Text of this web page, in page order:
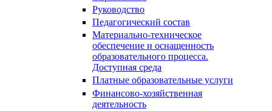
Руководство
Педагогический состав
Материально-техническое
обеспечение и оснащенность
образовательного процесса.
Доступная среда
Платные образовательные услуги
Финансово-хозяйственная
деятельность